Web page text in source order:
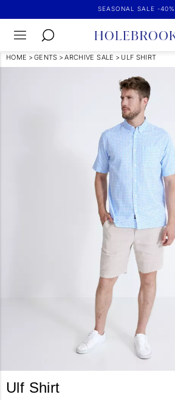
SEASONAL SALE -40%
HOME > GENTS > ARCHIVE SALE > ULF SHIRT
Ulf Shirt